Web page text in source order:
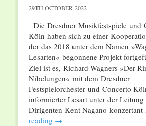
29TH OCTOBER 2022
Die Dresdner Musikfestspiele und
Köln haben sich zu einer
der das 2018 unter dem Namen
Lesarten« begonnene Projekt
Ziel ist es, Richard Wagners »Der
Nibelungen« mit dem Dresdner
Festspielorchester und Concerto
informierter Lesart unter der Leitung
Dirigenten Kent Nagano
reading →